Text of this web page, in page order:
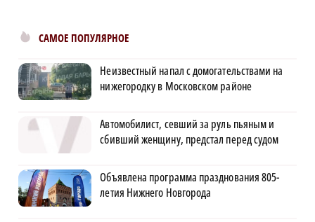
САМОЕ ПОПУЛЯРНОЕ
Неизвестный напал с домогательствами на
нижегородку в Московском районе
Автомобилист, севший за руль пьяным и
сбивший женщину, предстал перед судом
Объявлена программа празднования 805-
летия Нижнего Новгорода